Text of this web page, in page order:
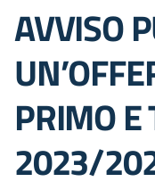
AVVISO
PRIMO
2023/